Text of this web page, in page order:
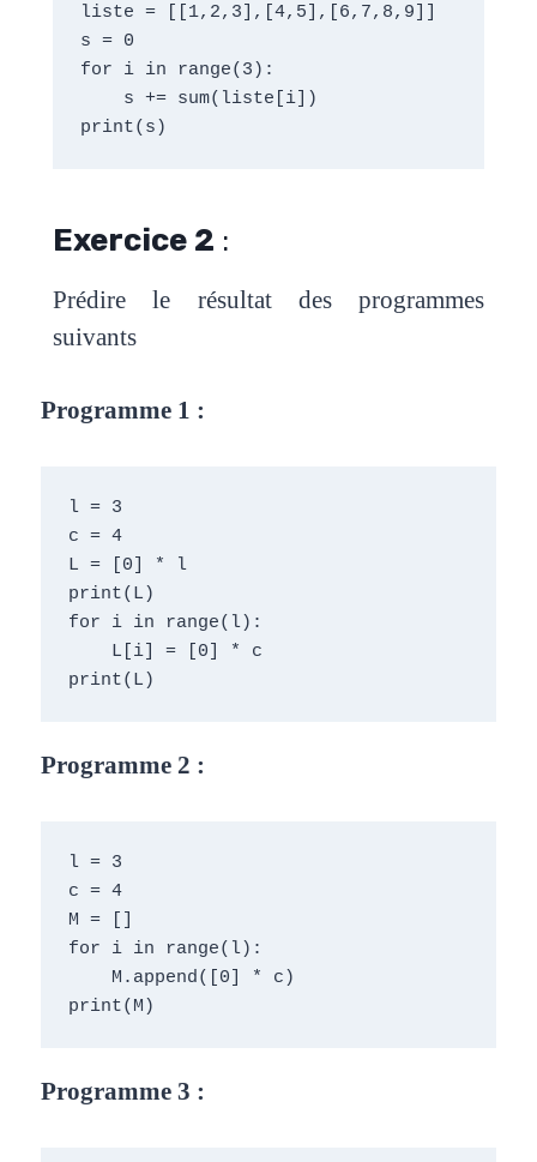
liste = [[1,2,3],[4,5],[6,7,8,9]]
s = 0
for i in range(3):
s += sum(liste[i])
print(s)
Exercice 2 :
Prédire le résultat des programmes
suivants
Programme 1 :
l = 3
c = 4
L = [0] * l
print(L)
for i in range(l):
L[i] = [0] * c
print(L)
Programme 2 :
l = 3
c = 4
M = []
for i in range(l):
M.append([0] * c)
print(M)
Programme 3 :